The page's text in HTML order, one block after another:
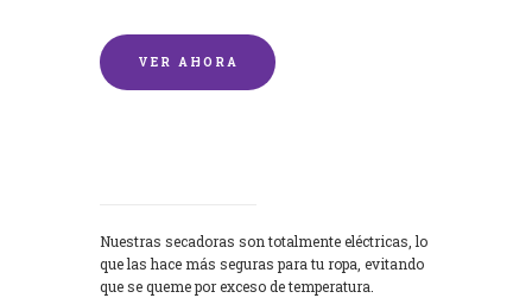
VER AHORA
Nuestras secadoras son totalmente eléctricas, lo
que las hace más seguras para tu ropa, evitando
que se queme por exceso de temperatura.